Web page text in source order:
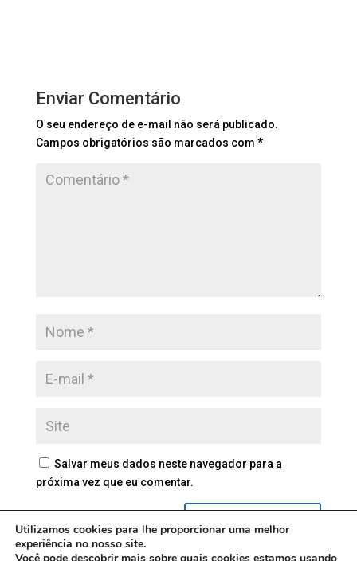
Enviar Comentário
O seu endereço de e-mail não será publicado.
Campos obrigatórios são marcados com *
Salvar meus dados neste navegador para a
próxima vez que eu comentar.
Utilizamos cookies para lhe proporcionar uma melhor
experiência no nosso site.